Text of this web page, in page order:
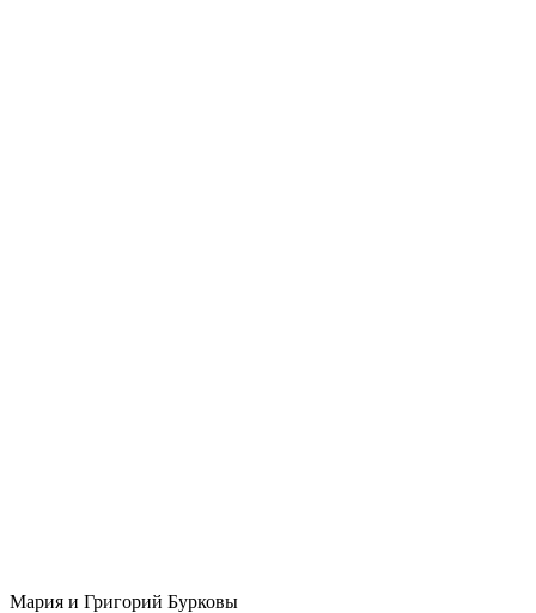
Мария и Григорий Бурковы